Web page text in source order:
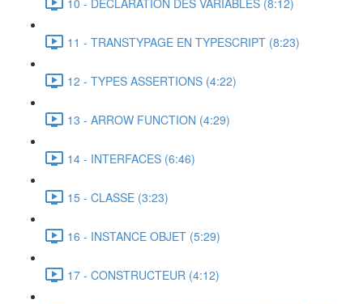
11 - TRANSTYPAGE EN TYPESCRIPT (8:23)
12 - TYPES ASSERTIONS (4:22)
13 - ARROW FUNCTION (4:29)
14 - INTERFACES (6:46)
15 - CLASSE (3:23)
16 - INSTANCE OBJET (5:29)
17 - CONSTRUCTEUR (4:12)